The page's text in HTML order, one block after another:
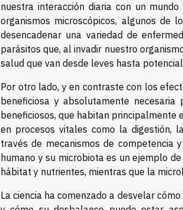
nuestra interacción diaria con un
organismos microscópicos, algunos de
desencadenar una variedad de
parásitos que, al invadir nuestro
salud que van desde leves hasta
Por otro lado, y en contraste con los
beneficiosa y absolutamente
beneficiosos, que habitan
en procesos vitales como la digestión,
través de mecanismos de competencia
humano y su microbiota es un ejemplo
hábitat y nutrientes, mientras que la
La ciencia ha comenzado a desvelar